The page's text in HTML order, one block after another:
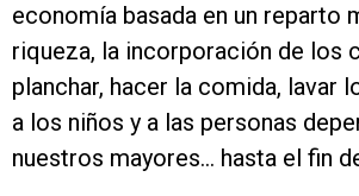
economía basada en un reparto
riqueza, la incorporación de los
planchar, hacer la comida, lavar
a los niños y a las personas
nuestros mayores... hasta el fin